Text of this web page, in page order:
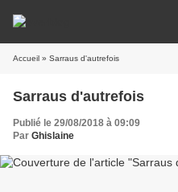
Accueil » Sarraus d'autrefois
Sarraus d'autrefois
Publié le 29/08/2018 à 09:09
Par Ghislaine